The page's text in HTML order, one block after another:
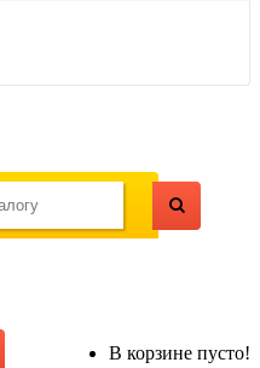
В корзине пусто!